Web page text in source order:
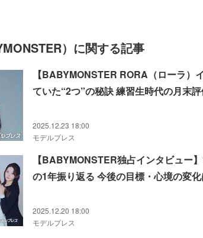
）に関する記事
【BABYMONSTER RORA（ローラ）
ていた“2つ”の秘訣 練習生時代の月末
2025.12.23 18:00
モデルプレス
【BABYMONSTER独占インタビュー
の1年振り返る 今後の目標・心境の変化
2025.12.20 18:00
モデルプレス